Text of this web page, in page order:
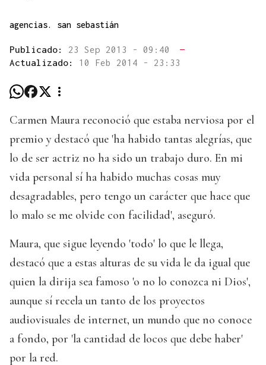
agencias. san sebastián
Publicado: 23 Sep 2013 - 09:40
—
Actualizado: 10 Feb 2014 - 23:33
Carmen Maura reconoció que estaba nerviosa por el
premio y destacó que 'ha habido tantas alegrías, que
lo de ser actriz no ha sido un trabajo duro. En mi
vida personal sí ha habido muchas cosas muy
desagradables, pero tengo un carácter que hace que
lo malo se me olvide con facilidad', aseguró.
Maura, que sigue leyendo 'todo' lo que le llega,
destacó que a estas alturas de su vida le da igual que
quien la dirija sea famoso 'o no lo conozca ni Dios',
aunque sí recela un tanto de los proyectos
audiovisuales de internet, un mundo que no conoce
a fondo, por 'la cantidad de locos que debe haber'
por la red.